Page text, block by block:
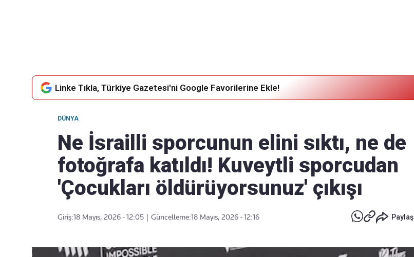
Linke Tıkla, Türkiye Gazetesi'ni Google Favorilerine Ekle!
DÜNYA
Ne İsrailli sporcunun elini sıktı, ne de
fotoğrafa katıldı! Kuveytli sporcudan
'Çocukları öldürüyorsunuz' çıkışı
Giriş:18 Mayıs, 2026 - 12:05 Güncelleme:18 Mayıs, 2026 - 12:16 Paylaş